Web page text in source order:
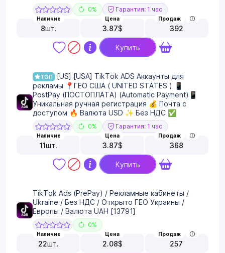
0% Гарантия: 1 час
Наличие
8шт.
Цена
3.87$
Продаж
392
Купить
ТОП
[US] [USA] TikTok ADS Аккаунты для
рекламы 📍ГЕО США ( UNITED STATES ) 📱
PostPay (ПОСТОПЛАТА) (Automatic Payment)📱
Уникальная ручная регистрация 💰 Почта с
доступом 🔥 Валюта USD ✨ Без НДС ✅
0% Гарантия: 1 час
Наличие
11шт.
Цена
3.87$
Продаж
368
Купить
TikTok Ads (PrePay) / Рекламные кабинеты /
Ukraine / Без НДС / Открыто ГЕО Украины /
Европы / Валюта UAH [13791]
0%
Наличие
22шт.
Цена
2.08$
Продаж
257